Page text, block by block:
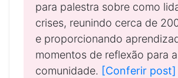
para palestra sobre como
crises, reunindo cerca de
e proporcionando
momentos de reflexão para a
comunidade. [Conferir post]